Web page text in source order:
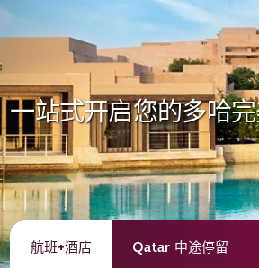
一站式开启您的多哈
航班+酒店 Qatar 中途停留